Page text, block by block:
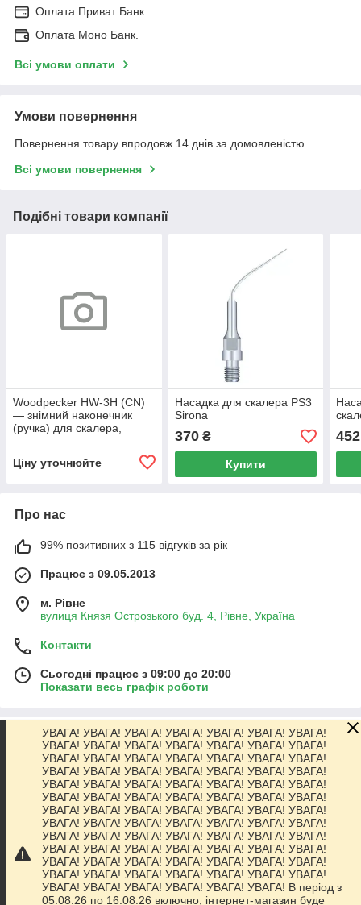
Оплата Приват Банк
Оплата Моно Банк.
Всі умови оплати
Умови повернення
Повернення товару впродовж 14 днів за домовленістю
Всі умови повернення
Подібні товари компанії
Woodpecker HW-3H (CN)
— знімний наконечник
(ручка) для скалера,
Ціну уточнюйте
Насадка для скалера PS3
Sirona
370₴
Купити
452
Про нас
99% позитивних з 115 відгуків за рік
Працює з 09.05.2013
м. Рівне
вулиця Князя Острозького буд. 4, Рівне, Україна
Контакти
Сьогодні працює з 09:00 до 20:00
Показати весь графік роботи
Про нас
Контакти
Доставка та оплата
Графік роботи
Повна версія сайту
УВАГА! УВАГА! УВАГА! УВАГА! УВАГА! УВАГА! УВАГА!
УВАГА! УВАГА! УВАГА! УВАГА! УВАГА! УВАГА! УВАГА!
УВАГА! УВАГА! УВАГА! УВАГА! УВАГА! УВАГА! УВАГА!
УВАГА! УВАГА! УВАГА! УВАГА! УВАГА! УВАГА! УВАГА!
УВАГА! УВАГА! УВАГА! УВАГА! УВАГА! УВАГА! УВАГА!
УВАГА! УВАГА! УВАГА! УВАГА! УВАГА! УВАГА! УВАГА!
УВАГА! УВАГА! УВАГА! УВАГА! УВАГА! УВАГА! УВАГА!
УВАГА! УВАГА! УВАГА! УВАГА! УВАГА! УВАГА! УВАГА!
УВАГА! УВАГА! УВАГА! УВАГА! УВАГА! УВАГА! УВАГА!
УВАГА! УВАГА! УВАГА! УВАГА! УВАГА! УВАГА! УВАГА!
УВАГА! УВАГА! УВАГА! УВАГА! УВАГА! УВАГА! УВАГА!
УВАГА! УВАГА! УВАГА! УВАГА! УВАГА! УВАГА! УВАГА!
УВАГА! УВАГА! УВАГА! УВАГА! УВАГА! УВАГА! В період з
05.08.26 по 16.08.26 включно, інтернет-магазин буде